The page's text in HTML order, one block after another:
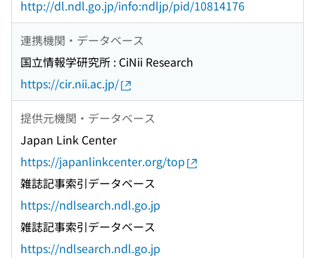
http://dl.ndl.go.jp/info:ndljp/pid/10814176
連携機関・データベース
国立情報学研究所 : CiNii Research
https://cir.nii.ac.jp/
提供元機関・データベース
Japan Link Center
https://japanlinkcenter.org/top
雑誌記事索引データベース
https://ndlsearch.ndl.go.jp
雑誌記事索引データベース
https://ndlsearch.ndl.go.jp